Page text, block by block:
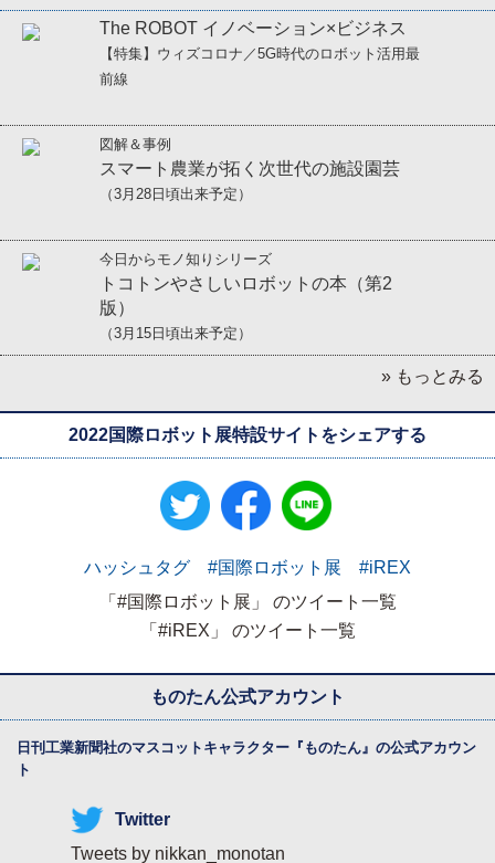
The ROBOT イノベーション×ビジネス
【特集】ウィズコロナ／5G時代のロボット活用最
前線
図解＆事例
スマート農業が拓く次世代の施設園芸
（3月28日頃出来予定）
今日からモノ知りシリーズ
トコトンやさしいロボットの本（第2
版）
（3月15日頃出来予定）
» もっとみる
2022国際ロボット展特設サイトをシェアする
ハッシュタグ #国際ロボット展 #iREX
「#国際ロボット展」 のツイート一覧
「#iREX」 のツイート一覧
ものたん公式アカウント
日刊工業新聞社のマスコットキャラクター『 ものたん 』の公式アカウン
ト
Twitter
Tweets by nikkan_monotan